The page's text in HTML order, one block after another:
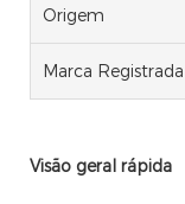
Origem
Marca Registrada
Visão geral rápida